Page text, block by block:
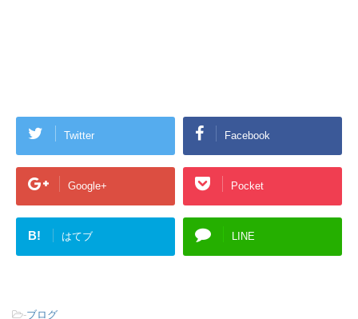
Twitter Facebook
Google+ Pocket
B! はてブ LINE
-ブログ